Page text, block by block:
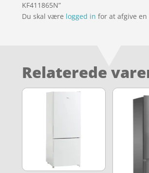
KF411865N”
Du skal være logged in for at afgive
Relaterede